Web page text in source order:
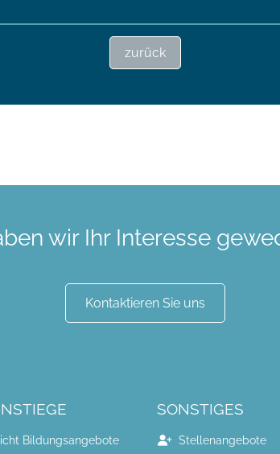
zurück
wir Ihr Interesse
Kontaktieren Sie uns
Bildungsangebote
SONSTIGES
Stellenangebote